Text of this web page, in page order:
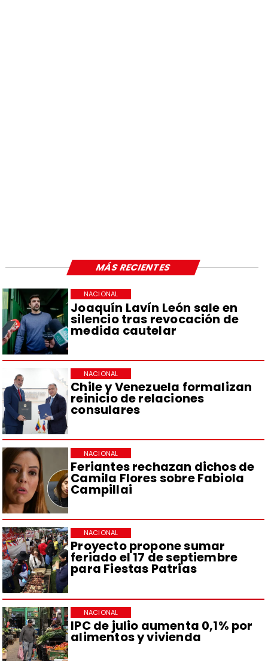
Joaquín Lavín León sale en
silencio tras revocación de
medida cautelar
NACIONAL
Chile y Venezuela formalizan
reinicio de relaciones
consulares
NACIONAL
Feriantes rechazan dichos de
Camila Flores sobre Fabiola
Campillai
NACIONAL
Proyecto propone sumar
feriado el 17 de septiembre
para Fiestas Patrias
NACIONAL
IPC de julio aumenta 0,1% por
alimentos y vivienda
NACIONAL
MÁS RECIENTES